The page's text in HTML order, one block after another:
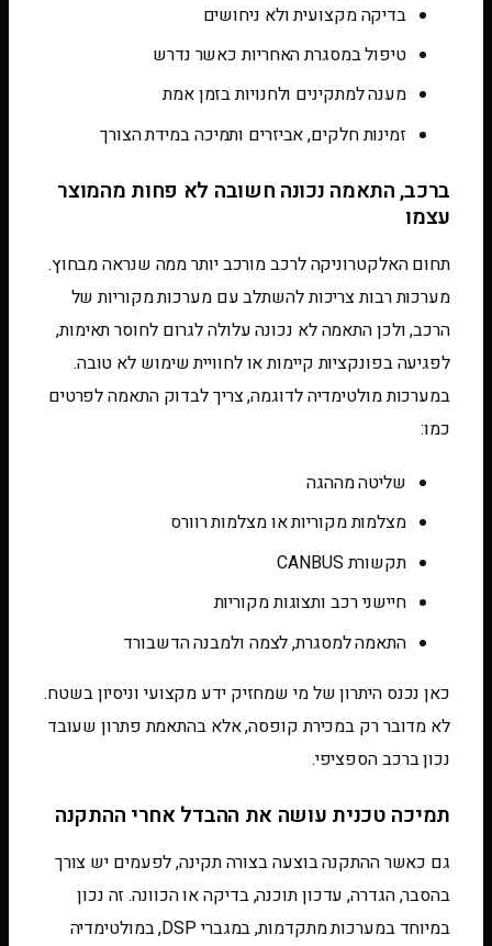
בדיקה מקצועית ולא ניחושים
טיפול במסגרת האחריות כאשר נדרש
מענה למתקינים ולחנויות בזמן אמת
זמינות חלקים, אביזרים ותמיכה במידת הצורך
ברכב, התאמה נכונה חשובה לא פחות מהמוצר
עצמו
תחום האלקטרוניקה לרכב מורכב יותר ממה שנראה מבחוץ.
מערכות רבות צריכות להשתלב עם מערכות מקוריות של
הרכב, ולכן התאמה לא נכונה עלולה לגרום לחוסר תאימות,
לפגיעה בפונקציות קיימות או לחוויית שימוש לא טובה.
במערכות מולטימדיה לדוגמה, צריך לבדוק התאמה לפרטים
כמו:
שליטה מההגה
מצלמות מקוריות או מצלמות רוורס
תקשורת CANBUS
חיישני רכב ותצוגות מקוריות
התאמה למסגרת, לצמה ולמבנה הדשבורד
כאן נכנס היתרון של מי שמחזיק ידע מקצועי וניסיון בשטח.
לא מדובר רק במכירת קופסה, אלא בהתאמת פתרון שעובד
נכון ברכב הספציפי.
תמיכה טכנית עושה את ההבדל אחרי ההתקנה
גם כאשר ההתקנה בוצעה בצורה תקינה, לפעמים יש צורך
בהסבר, הגדרה, עדכון תוכנה, בדיקה או הכוונה. זה נכון
במיוחד במערכות מתקדמות, במגברי DSP, במולטימדיה